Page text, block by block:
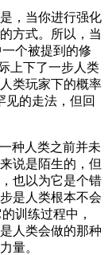
，当你进行强化
方式。所以，当
个被提到的修
上下了一步人类
类玩家下的概率
见的走法，但回
种人类之前并未
说是陌生的，但
也以为它是个错
是人类根本不会
训练过程中，
人类会做的那种
量。